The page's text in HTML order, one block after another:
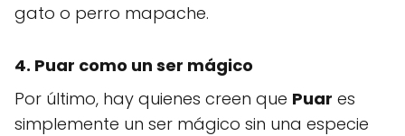
gato o perro mapache.
4. Puar como un ser mágico
Por último, hay quienes creen que Puar es
simplemente un ser mágico sin una especie